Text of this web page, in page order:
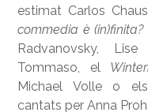
estimat Carlos
commedia è (in)finita?
Radvanovsky,
Tommaso, el
Michael Volle o
cantats per Anna